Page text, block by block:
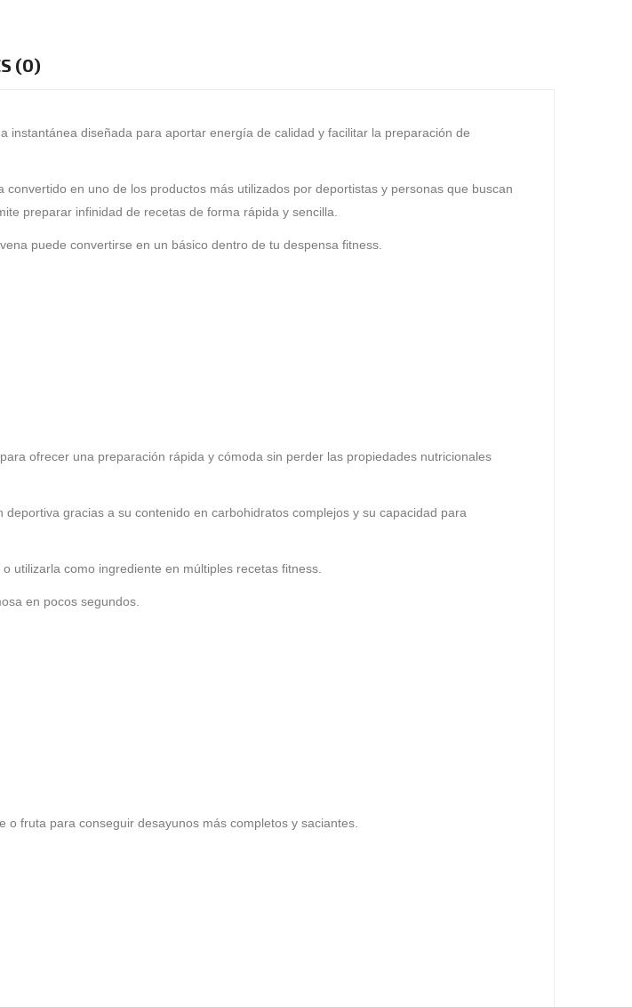
(0)
instantánea diseñada para aportar energía de calidad y facilitar la preparación de
convertido en uno de los productos más utilizados por deportistas y personas que buscan
preparar infinidad de recetas de forma rápida y sencilla.
puede convertirse en un básico dentro de tu despensa fitness.
ofrecer una preparación rápida y cómoda sin perder las propiedades nutricionales
gracias a su contenido en carbohidratos complejos y su capacidad para
utilizarla como ingrediente en múltiples recetas fitness.
en pocos segundos.
o fruta para conseguir desayunos más completos y saciantes.